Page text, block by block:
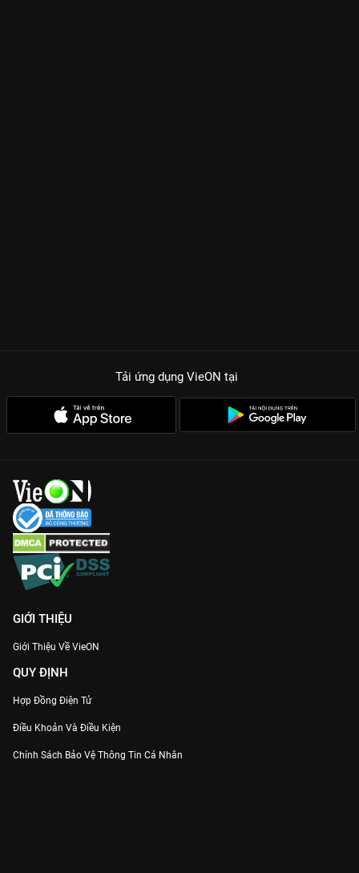
Tải ứng dụng VieON tại
GIỚI THIỆU
Giới Thiệu Về VieON
QUY ĐỊNH
Hợp Đồng Điện Tử
Điều Khoản Và Điều Kiện
Chính Sách Bảo Vệ Thông Tin Cá Nhân